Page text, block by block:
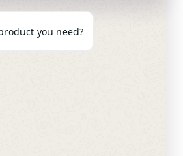
polis plats, nous nous
Nous proposons
de 2 mm à 12 mm de large,
» fin. Des échantillons
toujours disponibles pour
la production complète.
et comment
à temps ?
standard, le délai de
you need?